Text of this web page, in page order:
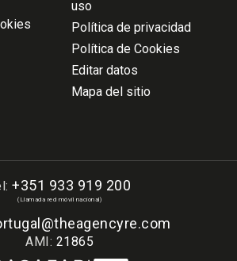
uso
Política de privacidad
Política de Cookies
Editar datos
Mapa del sitio
+351 933 919 200
(Llamada red móvil nacional)
AMI: 21865